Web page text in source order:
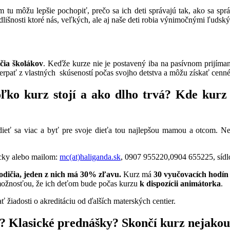
môžu lepšie pochopiť, prečo sa ich deti správajú tak, ako sa
ktoré nás, veľkých, ale aj naše deti robia výnimočnými
školákov. Keďže kurze nie je postavený iba na pasívnom
z vlastných skúseností počas svojho detstva a môžu získať
kurz stojí a ako dlho trvá? Kde kurz
sa viac a byť pre svoje dieťa tou najlepšou mamou a otcom.
alebo mailom: mc(at)haliganda.sk, 0907 955220,0904 655225,
jeden z nich má 30% zľavu. Kurz má 30 vyučovacích
že ich deťom bude počas kurzu k dispozícii animátorka.
žiadosti o akreditáciu od ďalších materských centier.
Klasické prednášky? Skončí kurz